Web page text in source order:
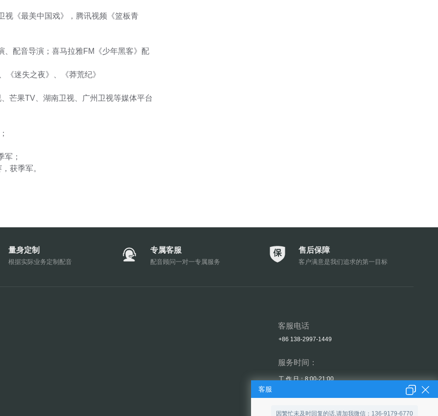
客服
因繁忙未及时回复的话,请加我微信：136-9179-6770
视《最美中国戏》，腾讯视频《篮板青
、配音导演；喜马拉雅FM《少年黑客》配
《迷失之夜》、《莽荒纪》
芒果TV、湖南卫视、广州卫视等媒体平台
军；
获季军。
量身定制
根据实际业务定制配音
专属客服
配音顾问一对一专属服务
售后保障
客户满意是我们追求的第一目标
客服电话
+86 138-2997-1449
服务时间：
工 作 日：8:00-21:00